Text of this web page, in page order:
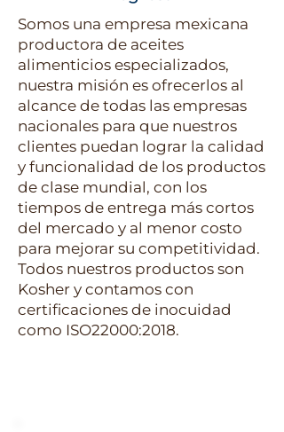
Somos una empresa mexicana
productora de aceites
alimenticios especializados,
nuestra misión es ofrecerlos al
alcance de todas las empresas
nacionales para que nuestros
clientes puedan lograr la calidad
y funcionalidad de los productos
de clase mundial, con los
tiempos de entrega más cortos
del mercado y al menor costo
para mejorar su competitividad.
Todos nuestros productos son
Kosher y contamos con
certificaciones de inocuidad
como ISO22000:2018.